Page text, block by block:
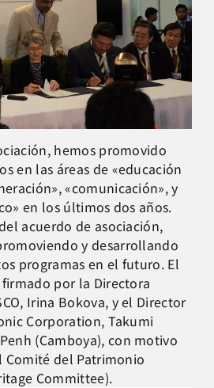
hemos promovido
en las áreas de «educación
«comunicación», y
en los últimos dos años.
acuerdo de asociación,
y desarrollando
programas en el futuro. El
por la Directora
Irina Bokova, y el Director
Corporation, Takumi
(Camboya), con motivo
Comité del Patrimonio
Committee).